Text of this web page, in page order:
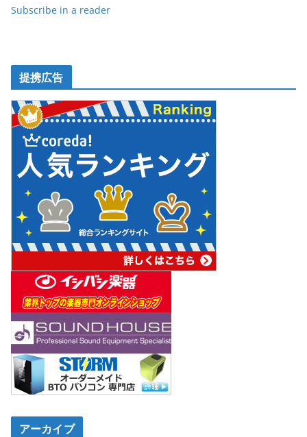
Subscribe in a reader
提携広告
アーカイブ